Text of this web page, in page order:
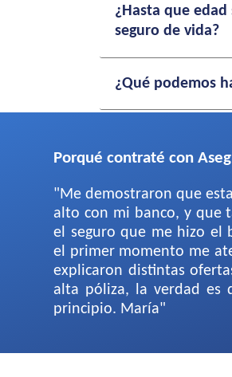
¿Hasta que
seguro de vida?
¿Qué podemos
Porqué contraté con
"Me demostraron que
alto con mi banco, y que
el seguro que me hizo el
el primer momento me
explicaron distintas
alta póliza, la verdad es
principio. María"